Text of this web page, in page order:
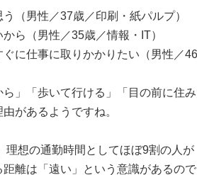
（男性／37歳／印刷・紙パルプ）
ら（男性／35歳／情報・IT）
に仕事に取りかかりたい（男性／46
」「歩いて行ける」「目の前に住
があるようですね。
理想の通勤時間としてほぼ9割の人
離は「遠い」という意識があるの